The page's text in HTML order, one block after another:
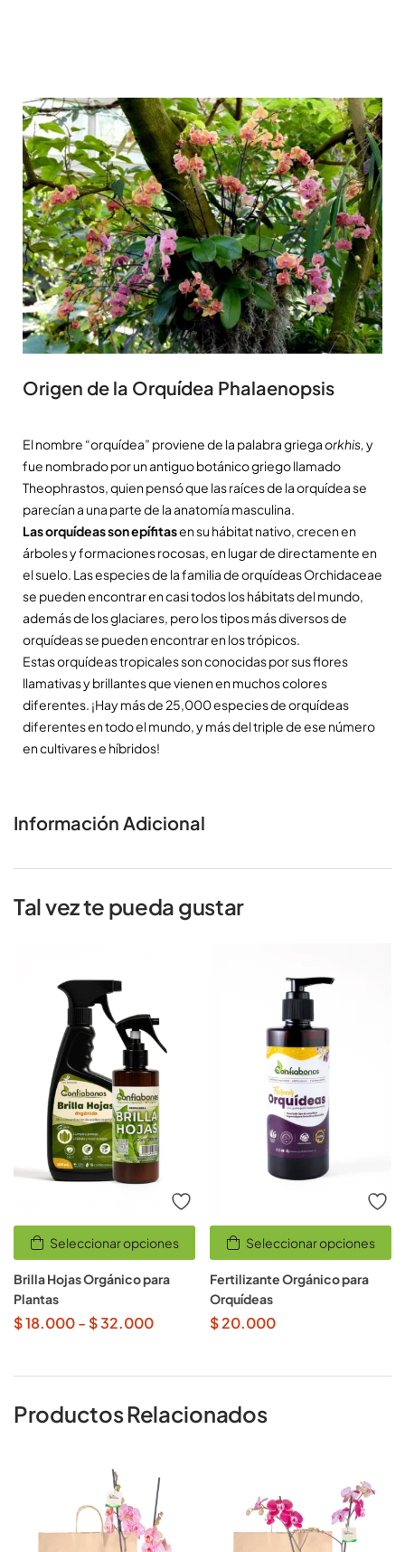
Origen de la Orquídea Phalaenopsis
El nombre “orquídea” proviene de la palabra griegaorkhis,y
fue nombrado por un antiguo botánico griego llamado
Theophrastos, quien pensó que las raíces de la orquídea se
parecían a una parte de la anatomía masculina.
Las orquídeas son epífitasen su hábitat nativo, crecen en
árboles y formaciones rocosas, en lugar de directamente en
el suelo. Las especies de la familia de orquídeas Orchidaceae
se pueden encontrar en casi todos los hábitats del mundo,
además de los glaciares, pero los tipos más diversos de
orquídeas se pueden encontrar en los trópicos.
Estas orquídeas tropicales son conocidas por sus flores
llamativas y brillantes que vienen en muchos colores
diferentes. ¡Hay más de 25,000 especies de orquídeas
diferentes en todo el mundo, y más del triple de ese número
en cultivares e híbridos!
Información Adicional
Tal vez te pueda gustar
Seleccionar opciones
Brilla Hojas Orgánico para
Plantas
$18.000- $32.000
Seleccionar opciones
Fertilizante Orgánico para
Orquídeas
$20.000
Productos Relacionados